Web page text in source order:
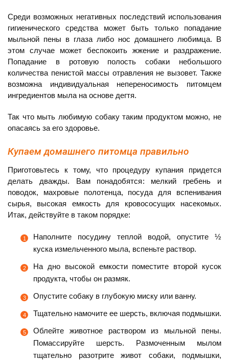
Среди возможных негативных последствий использования
гигиенического средства может быть только попадание
мыльной пены в глаза либо нос домашнего любимца. В
этом случае может беспокоить жжение и раздражение.
Попадание в ротовую полость собаки небольшого
количества пенистой массы отравления не вызовет. Также
возможна индивидуальная непереносимость питомцем
ингредиентов мыла на основе дегтя.
Так что мыть любимую собаку таким продуктом можно, не
опасаясь за его здоровье.
Купаем домашнего питомца правильно
Приготовьтесь к тому, что процедуру купания придется
делать дважды. Вам понадобятся: мелкий гребень и
поводок, махровые полотенца, посуда для вспенивания
сырья, высокая емкость для кровососущих насекомых.
Итак, действуйте в таком порядке:
Наполните посудину теплой водой, опустите ½
куска измельченного мыла, вспеньте раствор.
На дно высокой емкости поместите второй кусок
продукта, чтобы он размяк.
Опустите собаку в глубокую миску или ванну.
Тщательно намочите ее шерсть, включая подмышки.
Облейте животное раствором из мыльной пены.
Помассируйте шерсть. Размоченным мылом
тщательно разотрите живот собаки, подмышки,